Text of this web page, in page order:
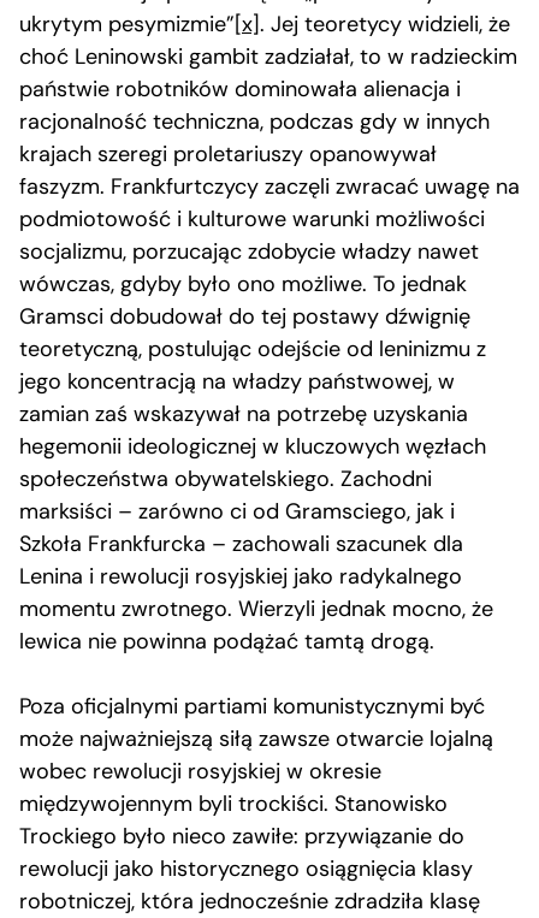
ukrytym pesymizmie”[x]. Jej teoretycy widzieli, że
choć Leninowski gambit zadziałał, to w radzieckim
państwie robotników dominowała alienacja i
racjonalność techniczna, podczas gdy w innych
krajach szeregi proletariuszy opanowywał
faszyzm. Frankfurtczycy zaczęli zwracać uwagę na
podmiotowość i kulturowe warunki możliwości
socjalizmu, porzucając zdobycie władzy nawet
wówczas, gdyby było ono możliwe. To jednak
Gramsci dobudował do tej postawy dźwignię
teoretyczną, postulując odejście od leninizmu z
jego koncentracją na władzy państwowej, w
zamian zaś wskazywał na potrzebę uzyskania
hegemonii ideologicznej w kluczowych węzłach
społeczeństwa obywatelskiego. Zachodni
marksiści – zarówno ci od Gramsciego, jak i
Szkoła Frankfurcka – zachowali szacunek dla
Lenina i rewolucji rosyjskiej jako radykalnego
momentu zwrotnego. Wierzyli jednak mocno, że
lewica nie powinna podążać tamtą drogą.
Poza oficjalnymi partiami komunistycznymi być
może najważniejszą siłą zawsze otwarcie lojalną
wobec rewolucji rosyjskiej w okresie
międzywojennym byli trockiści. Stanowisko
Trockiego było nieco zawiłe: przywiązanie do
rewolucji jako historycznego osiągnięcia klasy
robotniczej, która jednocześnie zdradziła klasę